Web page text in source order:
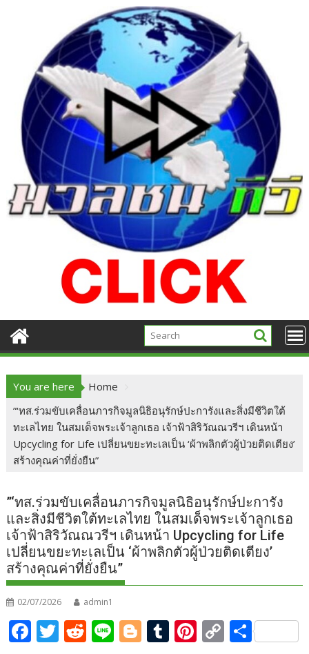
You are here
Home
”‘ทส.ร่วมขับเคลื่อนภารกิจมูลนิธิอนุรักษ์ปะการังและสิ่งมีชีวิตใต้
ทะเลไทย ในสมเด็จพระเจ้าลูกเธอ เจ้าฟ้าสิริวัณณวรีฯ เดินหน้า
Upcycling for Life เปลี่ยนขยะทะเลเป็น ‘ผ้าพลิกตัวผู้ป่วยติดเตียง’
สร้างคุณค่าที่ยั่งยืน”
”‘ทส.ร่วมขับเคลื่อนภารกิจมูลนิธิอนุรักษ์ปะการัง
และสิ่งมีชีวิตใต้ทะเลไทย ในสมเด็จพระเจ้าลูกเธอ
เจ้าฟ้าสิริวัณณวรีฯ เดินหน้า Upcycling for Life
เปลี่ยนขยะทะเลเป็น ‘ผ้าพลิกตัวผู้ป่วยติดเตียง’
สร้างคุณค่าที่ยั่งยืน”
02/07/2026 admin1
F T R Li Bl T Pi C S